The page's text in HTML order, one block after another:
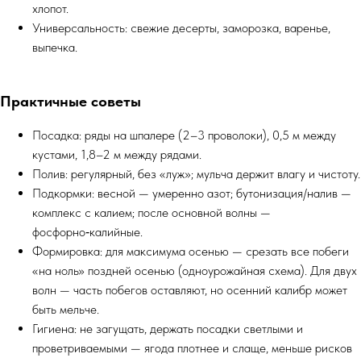
хлопот.
Универсальность: свежие десерты, заморозка, варенье,
выпечка.
Практичные советы
Посадка: ряды на шпалере (2–3 проволоки), 0,5 м между
кустами, 1,8–2 м между рядами.
Полив: регулярный, без «луж»; мульча держит влагу и чистоту.
Подкормки: весной — умеренно азот; бутонизация/налив —
комплекс с калием; после основной волны —
фосфорно‑калийные.
Формировка: для максимума осенью — срезать все побеги
«на ноль» поздней осенью (одноурожайная схема). Для двух
волн — часть побегов оставляют, но осенний калибр может
быть мельче.
Гигиена: не загущать, держать посадки светлыми и
проветриваемыми — ягода плотнее и слаще, меньше рисков